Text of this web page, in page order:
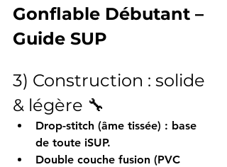
Gonflable Débutant –
Guide SUP
3) Construction : solide
& légère 🔧
Drop-stitch (âme tissée) : base
de toute iSUP.
Double couche fusion (PVC